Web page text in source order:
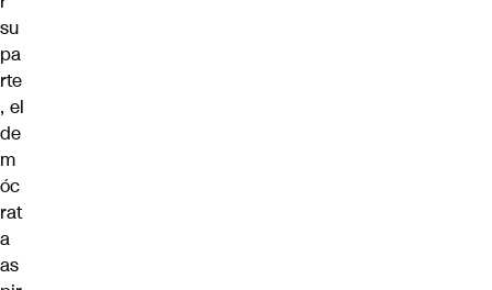
su
pa
rte
, el
de
m
óc
rat
a
as